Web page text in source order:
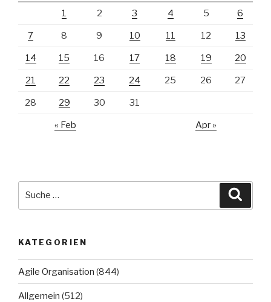
1 2 3 4 5 6
7 8 9 10 11 12 13
14 15 16 17 18 19 20
21 22 23 24 25 26 27
28 29 30 31
« Feb Apr »
KATEGORIEN
Agile Organisation (844)
Allgemein (512)